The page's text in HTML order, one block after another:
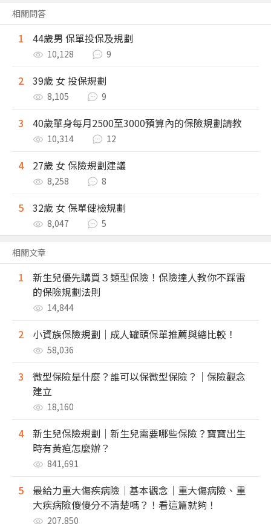
相關問答
1 44歲男 保單投保及規劃
10,128 9
2 39歲 女 投保規劃
8,105 9
3 40歲單身每月2500至3000預算內的保險規劃請教
10,314 12
4 27歲 女 保險規劃建議
8,258 8
5 32歲 女 保單健檢規劃
8,047 5
相關文章
1
新生兒優先購買３類型保險！保險達人教你不踩雷
的保險規劃法則
14,844
2 小資族保險規劃｜成人罐頭保單推薦與總比較！
58,036
3
微型保險是什麼？誰可以保微型保險？｜保險觀念
建立
18,160
4
新生兒保險規劃｜新生兒需要哪些保險？寶寶出生
時有黃疸怎麼辦？
841,691
5
最給力重大傷疾病險｜基本觀念｜重大傷病險、重
大疾病險傻傻分不清楚嗎？！看這篇就夠！
207,850